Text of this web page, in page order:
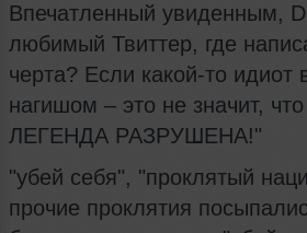
Впечатленный увиденным,
любимый Твиттер, где
черта? Если какой-то идиот
нагишом – это не значит,
ЛЕГЕНДА РАЗРУШЕНА!"
"убей себя", "проклятый
прочие проклятия